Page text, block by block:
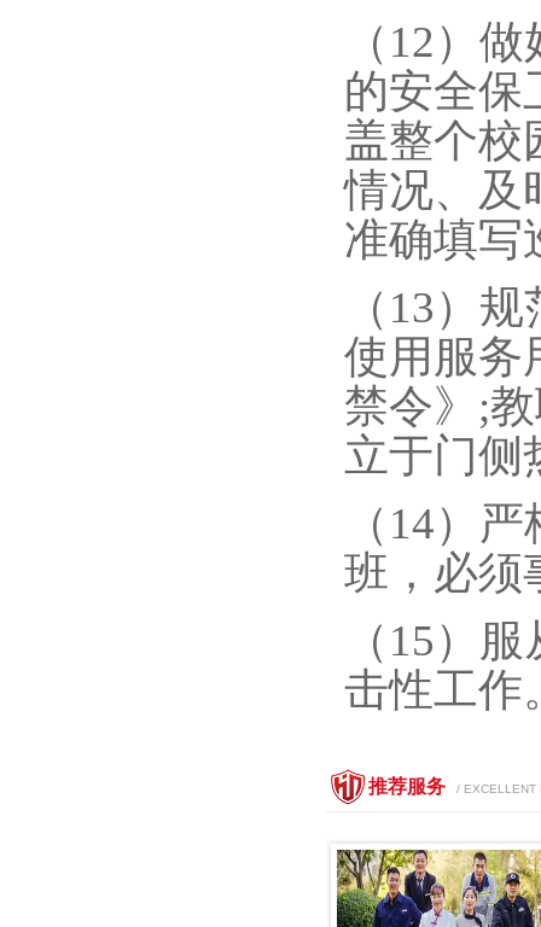
（12）
的安全保
盖整个校
情况、及
准确填写
（13）
使用服务
禁令》;
立于门侧
（14）
班，必须
（15）
击性工作
推荐服务 / EXCELLENT